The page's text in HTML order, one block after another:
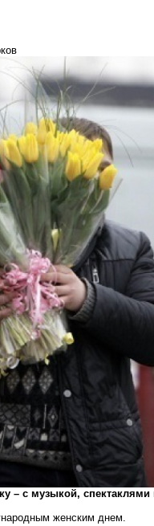
– с музыкой,
женским днем.